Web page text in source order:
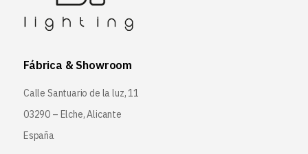
Fábrica & Showroom
Calle Santuario de la luz, 11
03290 – Elche, Alicante
España